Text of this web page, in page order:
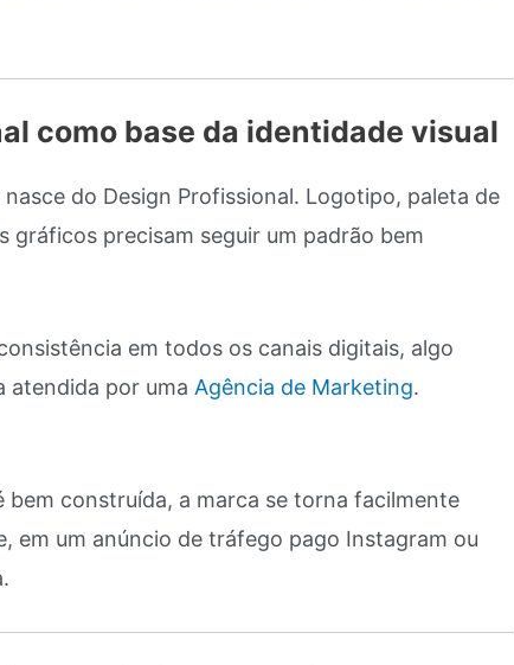
como base da identidade visual
do Design Profissional. Logotipo, paleta de
gráficos precisam seguir um padrão bem
em todos os canais digitais, algo
atendida por uma Agência de Marketing.
bem construída, a marca se torna facilmente
em um anúncio de tráfego pago Instagram ou